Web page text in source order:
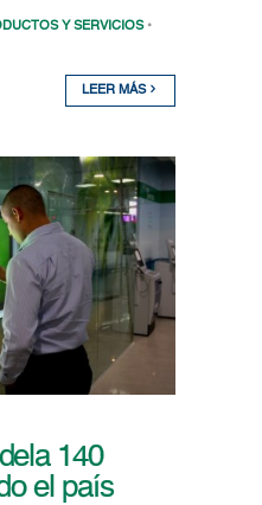
Y SERVICIOS •
LEER MÁS
140
el país